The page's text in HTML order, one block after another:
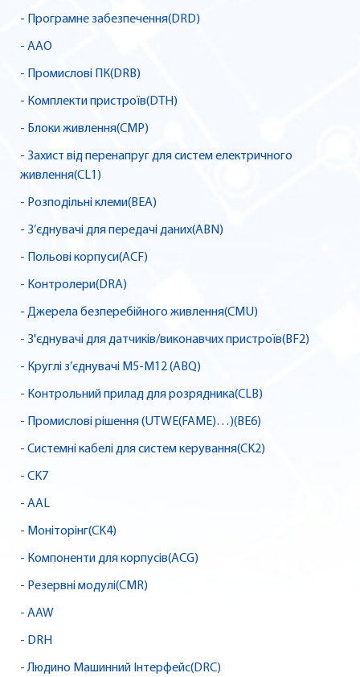
- Програмне забезпечення(DRD)
- AAO
- Промислові ПК(DRB)
- Комплекти пристроїв(DTH)
- Блоки живлення(CMP)
- Захист від перенапруг для систем електричного
живлення(CL1)
- Розподільні клеми(BEA)
- З’єднувачі для передачі даних(ABN)
- Польові корпуси(ACF)
- Контролери(DRA)
- Джерела безперебійного живлення(CMU)
- З'єднувачі для датчиків/виконавчих пристроїв(BF2)
- Круглі з’єднувачі M5-M12 (ABQ)
- Контрольний прилад для розрядника(CLB)
- Промислові рішення (UTWE(FAME)…)(BE6)
- Системні кабелі для систем керування(CK2)
- CK7
- AAL
- Моніторінг(CK4)
- Компоненти для корпусів(ACG)
- Резервні модулі(CMR)
- AAW
- DRH
- Людино Машинний Інтерфейс(DRC)